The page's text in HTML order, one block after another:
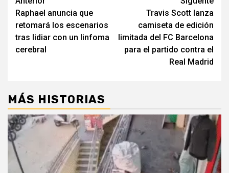
navigation
Raphael anuncia que
retomará los escenarios
tras lidiar con un linfoma
cerebral
Travis Scott lanza
camiseta de edición
limitada del FC Barcelona
para el partido contra el
Real Madrid
MÁS HISTORIAS